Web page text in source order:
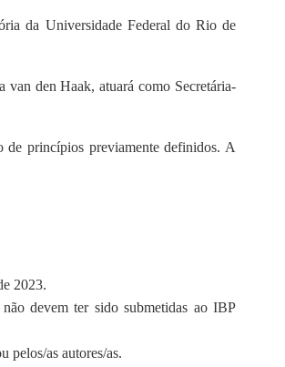
da Universidade Federal do Rio de
den Haak, atuará como Secretária-
de princípios previamente definidos. A
2023.
devem ter sido submetidas ao IBP
pelos/as autores/as.